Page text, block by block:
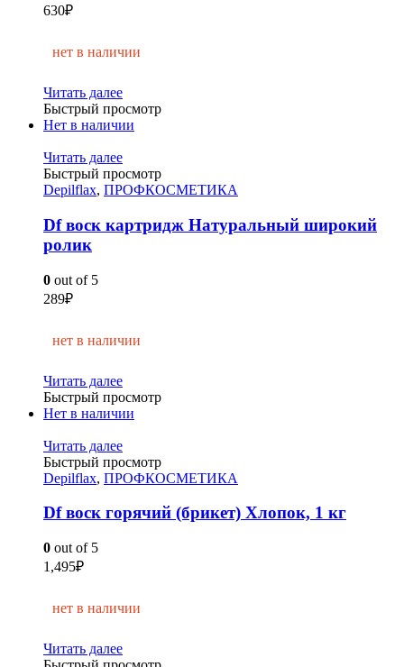
630₽
нет в наличии
Читать далее
Быстрый просмотр
Нет в наличии
Читать далее
Быстрый просмотр
Depilflax, ПРОФКОСМЕТИКА
Df воск картридж Натуральный широкий
ролик
0 out of 5
289₽
нет в наличии
Читать далее
Быстрый просмотр
Нет в наличии
Читать далее
Быстрый просмотр
Depilflax, ПРОФКОСМЕТИКА
Df воск горячий (брикет) Хлопок, 1 кг
0 out of 5
1,495₽
нет в наличии
Читать далее